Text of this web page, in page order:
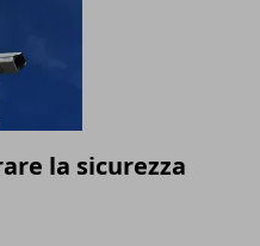
la sicurezza